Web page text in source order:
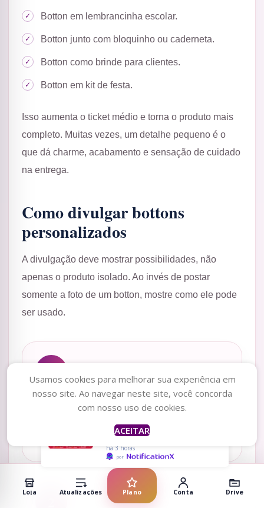
Botton em lembrancinha escolar.
Botton junto com bloquinho ou caderneta.
Botton como brinde para clientes.
Botton em kit de festa.
Isso aumenta o ticket médio e torna o produto mais
completo. Muitas vezes, um detalhe pequeno é o
que dá charme, acabamento e sensação de cuidado
na entrega.
Como divulgar bottons
personalizados
A divulgação deve mostrar possibilidades, não
apenas o produto isolado. Ao invés de postar
somente a foto de um botton, mostre como ele pode
ser usado.
Mostre kits prontos
Monte kits com 3, 5 ou 10 unidades para a cliente
Usamos cookies para melhorar sua experiência em
nosso site. Ao navegar neste site, você concorda
com nosso uso de cookies.
ACEITAR
Loja Atualizações Plano Conta Drive
suellen acabou de
comprar
Capivara & 1 more
product
há 3 horas
por